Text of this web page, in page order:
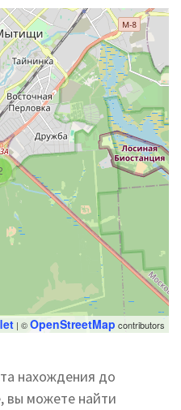
| ©OpenStreetMap contributors
нахождения до
вы можете найти